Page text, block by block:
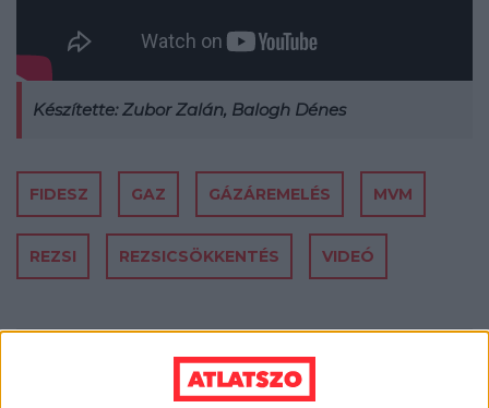
Készítette: Zubor Zalán, Balogh Dénes
FIDESZ GAZ GÁZÁREMELÉS MVM
REZSI REZSICSÖKKENTÉS VIDEÓ